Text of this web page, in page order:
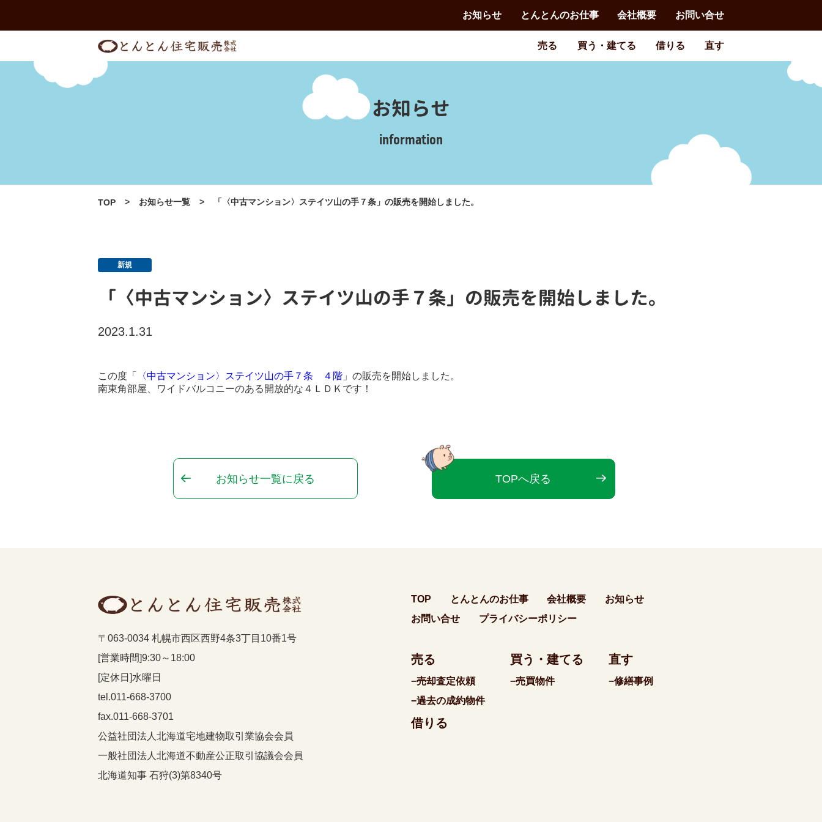
お知らせ とんとんのお仕事 会社概要 お問い合せ
売る 買う・建てる 借りる 直す
お知らせ
information
TOP お知らせ一覧 「〈中古マンション〉ステイツ山の手７条」の販売を開始しました。
新規
「〈中古マンション〉ステイツ山の手７条」の販売を開始しました。
2023.1.31
この度「 〈中古マンション〉ステイツ山の手７条 ４階 」の販売を開始しました。
南東角部屋、ワイドバルコニーのある開放的な４ＬＤＫです！
お知らせ一覧に戻る TOPへ戻る
〒063-0034 札幌市西区西野4条3丁目10番1号
[営業時間]9:30～18:00
[定休日]水曜日
tel.011-668-3700
fax.011-668-3701
公益社団法人北海道宅地建物取引業協会会員
一般社団法人北海道不動産公正取引協議会会員
北海道知事 石狩(3)第8340号
TOP とんとんのお仕事 会社概要
お知らせ
お問い合せ
プライバシーポリシー
売る
−売却査定依頼
−過去の成約物件
買う・建てる
−売買物件
直す
−修繕事例
借りる